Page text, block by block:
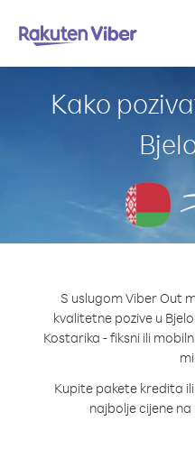
Kako
S uslugom Viber Out
kvalitetne pozive u
Kostarika - fiksni ili
Kupite pakete kredita
najbolje cijene